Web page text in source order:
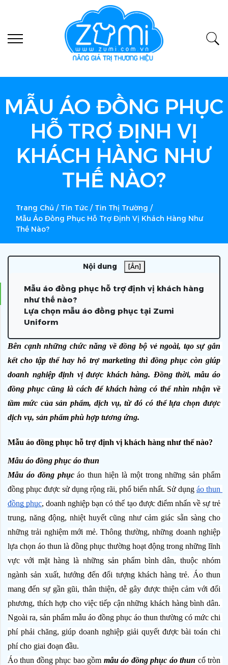
MẪU ÁO ĐỒNG PHỤC
HỖ TRỢ ĐỊNH VỊ
KHÁCH HÀNG NHƯ
THẾ NÀO?
Trang Chủ / Tin Tức / Tin Thị Trường /
Mẫu Áo Đồng Phục Hỗ Trợ Định Vị Khách Hàng Như
Thế Nào?
Nội dung [Ẩn]
Mẫu áo đồng phục hỗ trợ định vị khách hàng
như thế nào?
Lựa chọn mẫu áo đồng phục tại Zumi
Uniform
Bên cạnh những chức năng về đồng bộ vẻ ngoài, tạo sự gắn
kết cho tập thể hay hỗ trợ marketing thì đồng phục còn giúp
doanh nghiệp định vị được khách hàng. Đồng thời, mẫu áo
đồng phục cũng là cách để khách hàng có thể nhìn nhận về
tầm mức của sản phẩm, dịch vụ, từ đó có thể lựa chọn được
dịch vụ, sản phẩm phù hợp tương ứng.
Mẫu áo đồng phục hỗ trợ định vị khách hàng như thế nào?
Mẫu áo đồng phục áo thun
Mẫu áo đồng phục áo thun hiện là một trong những sản phẩm
đồng phục được sử dụng rộng rãi, phổ biến nhất. Sử dụng áo thun
đồng phục, doanh nghiệp bạn có thể tạo được điểm nhấn về sự trẻ
trung, năng động, nhiệt huyết cũng như cảm giác sẵn sàng cho
những trải nghiệm mới mẻ. Thông thường, những doanh nghiệp
lựa chọn áo thun là đồng phục thường hoạt động trong những lĩnh
vực với mặt hàng là những sản phẩm bình dân, thuộc nhóm
ngành sản xuất, hướng đến đối tượng khách hàng trẻ. Áo thun
mang đến sự gần gũi, thân thiện, dễ gây được thiện cảm với đối
phương, thích hợp cho việc tiếp cận những khách hàng bình dân.
Ngoài ra, sản phẩm mẫu áo đồng phục áo thun thường có mức chi
phí phải chăng, giúp doanh nghiệp giải quyết được bài toán chi
phí cho giai đoạn đầu.
Áo thun đồng phục bao gồm mẫu áo đồng phục áo thun cổ tròn